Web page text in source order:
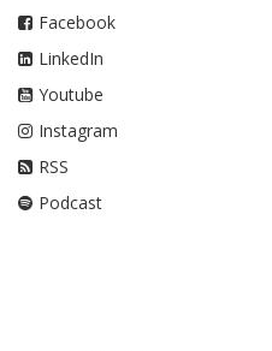
Facebook
LinkedIn
Youtube
Instagram
RSS
Podcast